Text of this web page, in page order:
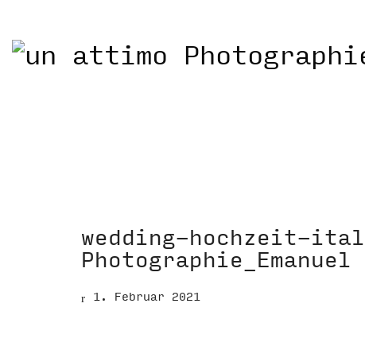
wedding-hochzeit-
Photographie_Emanuel
1. Februar 2021